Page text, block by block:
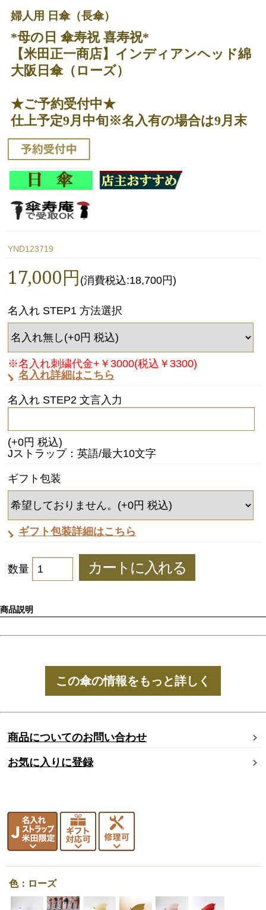
婦人用 日傘（長傘）
*母の日 傘寿祝 喜寿祝*
【米田正一商店】インディアンヘッド綿
大阪日傘（ローズ）
★ご予約受付中★
仕上予定9月中旬※名入有の場合は9月末
YND123719
17,000円 (消費税込:18,700円)
名入れ STEP1 方法選択
※名入れ刺繍代金+￥3000(税込￥3300)
名入れ詳細はこちら
名入れ STEP2 文言入力
(+0円 税込)
Jストラップ：英語/最大10文字
ギフト包装
ギフト包装詳細はこちら
数量
商品説明
この傘の情報をもっと詳しく
商品についてのお問い合わせ
お気に入りに登録
色：ローズ